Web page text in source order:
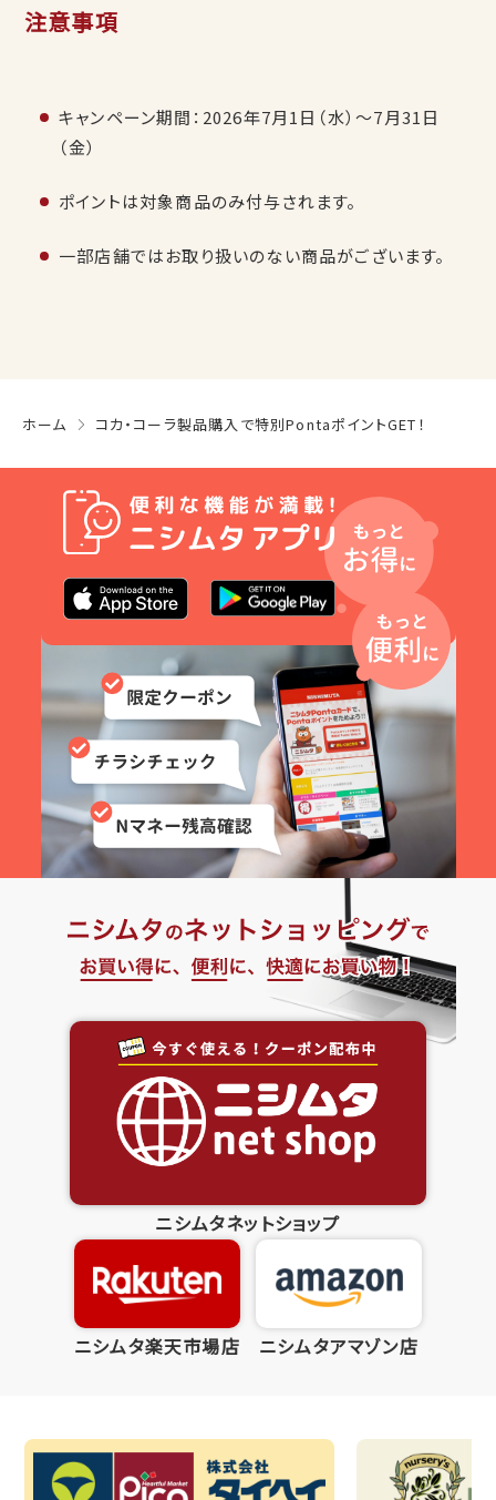
注意事項
キャンペーン期間：2026年7月1日（水）〜7月31日
（金）
ポイントは対象商品のみ付与されます。
一部店舗ではお取り扱いのない商品がございます。
ホーム コカ・コーラ製品購入で特別PontaポイントGET！
ニシムタネットショップ
ニシムタ楽天市場店 ニシムタアマゾン店